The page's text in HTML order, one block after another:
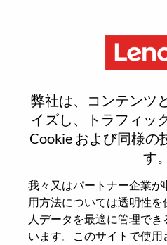
弊社は、コンテンツ
イズし、トラフィッ
Cookie および同様の
す。
我々又はパートナー企業
用方法については透明性
人データを最適に管理で
います。このサイトで使
Reset password
本当にパスワード
Enter the email
account, then click